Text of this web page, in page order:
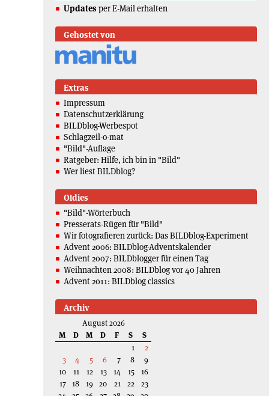
Updates per E-Mail erhalten
Gehostet von
Extras
Impressum
Datenschutzerklärung
BILDblog-Werbespot
Schlagzeil-o-mat
"Bild"-Auflage
Ratgeber: Hilfe, ich bin in "Bild"
Wer liest BILDblog?
Oldies
"Bild"-Wörterbuch
Presserats-Rügen für "Bild"
Wir fotografieren zurück: Das BILDblog-Experiment
Advent 2006: BILDblog-Adventskalender
Advent 2007: BILDblogger für einen Tag
Weihnachten 2008: BILDblog vor 40 Jahren
Advent 2011: BILDblog classics
Archiv
August 2026
M
D M D F S
S
1
2
3
4 5 6 7 8
9
10
11 12 13 14 15
16
17 18 19 20 21 22
23